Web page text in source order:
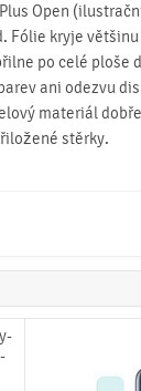
Open
Fólie kryje
po celé
ani odezvu
materiál
stěrky.